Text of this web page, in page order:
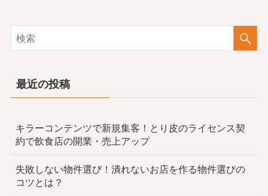
最近の投稿
キラーコンテンツで新規集客！とり皮のライセンス契
約で飲食店の開業・売上アップ
失敗しない物件選び！潰れないお店を作る物件選びの
コツとは？